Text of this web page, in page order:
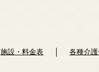
施設・料金表 各種介